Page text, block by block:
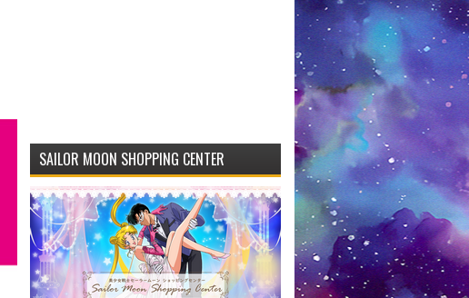
SAILOR MOON SHOPPING CENTER